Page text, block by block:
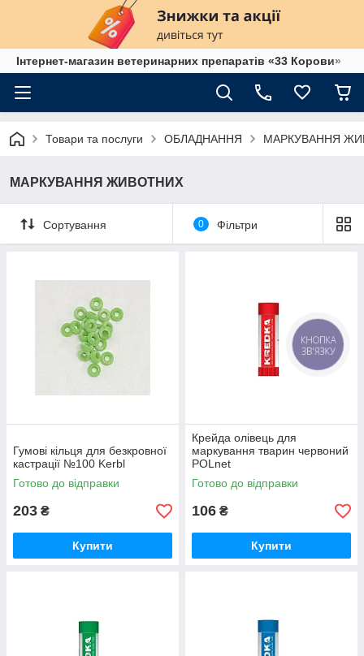
Інтернет-магазин ветеринарних препаратів «33 Корови»
Товари та послуги ОБЛАДНАННЯ МАРКУВАННЯ
МАРКУВАННЯ ЖИВОТНИХ
Сортування 0 Фільтри
Гумові кільця для безкровної
кастрації №100 Kerbl
Готово до відправки
203 ₴
Купити
Крейда олівець для
маркування тварин червоний
POLnet
Готово до відправки
106 ₴
Купити
КНОПКА
ЗВ'ЯЗКУ